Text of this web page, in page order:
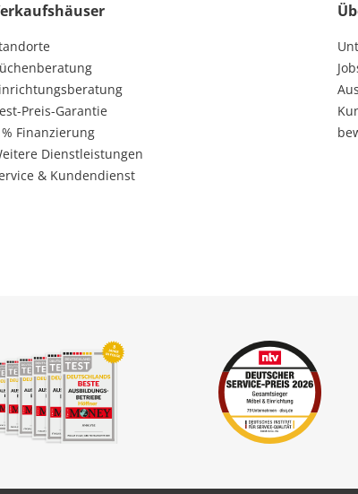
Preis-Garantie
Finanzierung
Dienstleistungen
& Kundendienst